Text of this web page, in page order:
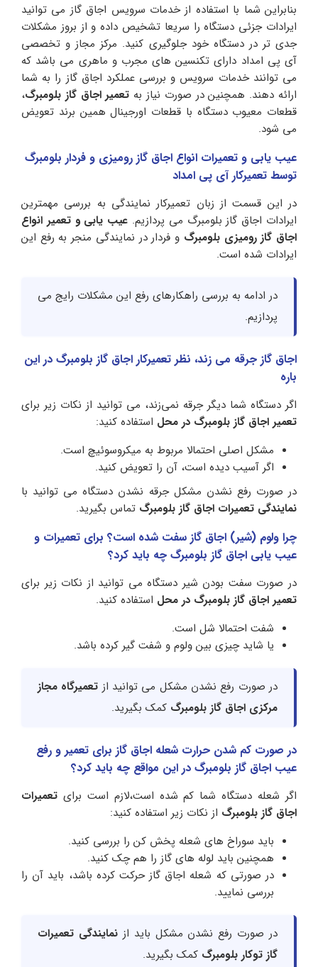
بنابراین شما با استفاده از خدمات سرویس اجاق گاز می توانید
ایرادات جزئی دستگاه را سریعا تشخیص داده و از بروز مشکلات
جدی تر در دستگاه خود جلوگیری کنید. مرکز مجاز و تخصصی
آی پی امداد دارای تکنسین های مجرب و ماهری می باشد که
می توانند خدمات سرویس و بررسی عملکرد اجاق گاز را به شما
ارائه دهند. همچنین در صورت نیاز به تعمیر اجاق گاز بلومبرگ،
قطعات معیوب دستگاه با قطعات اورجینال همین برند تعویض
می شود.
عیب یابی و تعمیرات انواع اجاق گاز رومیزی و فردار بلومبرگ
توسط تعمیرکار آی پی امداد
در این قسمت از زبان تعمیرکار نمایندگی به بررسی مهمترین
ایرادات اجاق گاز بلومبرگ می پردازیم. عیب یابی و تعمیر انواع
اجاق گاز رومیزی بلومبرگ و فردار در نمایندگی منجر به رفع این
ایرادات شده است.
در ادامه به بررسی راهکارهای رفع این مشکلات رایج می
پردازیم.
اجاق گاز جرقه می زند، نظر تعمیرکار اجاق گاز بلومبرگ در این
باره
اگر دستگاه شما دیگر جرقه نمی‌زند، می توانید از نکات زیر برای
تعمیر اجاق گاز بلومبرگ در محل استفاده کنید:
مشکل اصلی احتمالا مربوط به میکروسوئیچ است.
اگر آسیب دیده است، آن را تعویض کنید.
در صورت رفع نشدن مشکل جرقه نشدن دستگاه می توانید با
نمایندگی تعمیرات اجاق گاز بلومبرگ تماس بگیرید.
چرا ولوم (شیر) اجاق گاز سفت شده است؟ برای تعمیرات و
عیب یابی اجاق گاز بلومبرگ چه باید کرد؟
در صورت سفت بودن شیر دستگاه می توانید از نکات زیر برای
تعمیر اجاق گاز بلومبرگ در محل استفاده کنید.
شفت احتمالا شل است.
یا شاید چیزی بین ولوم و شفت گیر کرده باشد.
در صورت رفع نشدن مشکل می توانید از تعمیرگاه مجاز
مرکزی اجاق گاز بلومبرگ کمک بگیرید.
در صورت کم شدن حرارت شعله اجاق گاز برای تعمیر و رفع
عیب اجاق گاز بلومبرگ در این مواقع چه باید کرد؟
اگر شعله دستگاه شما کم شده است،لازم است برای تعمیرات
اجاق گاز بلومبرگ از نکات زیر استفاده کنید:
باید سوراخ های شعله پخش کن را بررسی کنید.
همچنین باید لوله های گاز را هم چک کنید.
در صورتی که شعله اجاق گاز حرکت کرده باشد، باید آن را
بررسی نمایید.
در صورت رفع نشدن مشکل باید ازنمایندگی تعمیرات
گاز توکار بلومبرگ کمک بگیرید.